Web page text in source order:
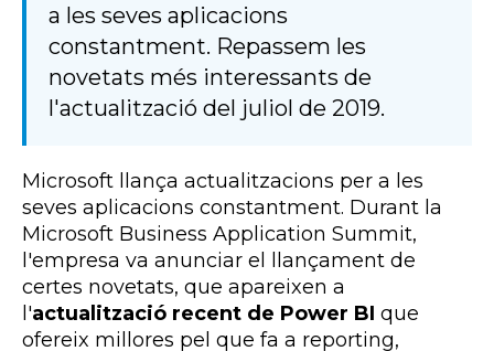
a les seves aplicacions
constantment. Repassem les
novetats més interessants de
l'actualització del juliol de 2019.
Microsoft llança actualitzacions per a les
seves aplicacions constantment. Durant la
Microsoft Business Application Summit,
l'empresa va anunciar el llançament de
certes novetats, que apareixen a
l'actualització recent de Power BI que
ofereix millores pel que fa a reporting,